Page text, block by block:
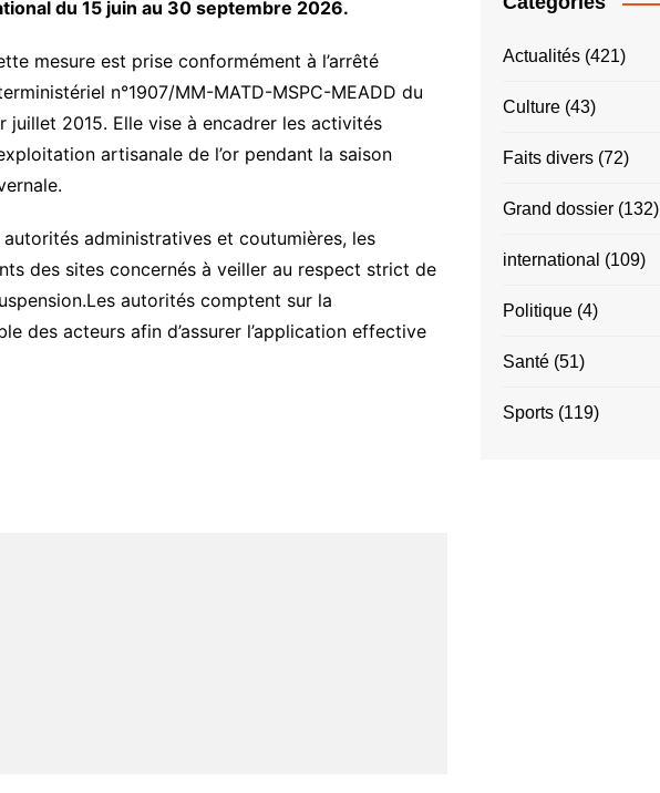
du 15 juin au 30 septembre 2026.
mesure est prise conformément à l’arrêté
n°1907/MM-MATD-MSPC-MEADD du
juillet 2015. Elle vise à encadrer les activités
artisanale de l’or pendant la saison
administratives et coutumières, les
des sites concernés à veiller au respect strict de
autorités comptent sur la
des acteurs afin d’assurer l’application effective
cmss
Actualités (421)
Culture (43)
Faits divers (72)
Grand dossier (132)
international (109)
Politique (4)
Santé (51)
Sports (119)